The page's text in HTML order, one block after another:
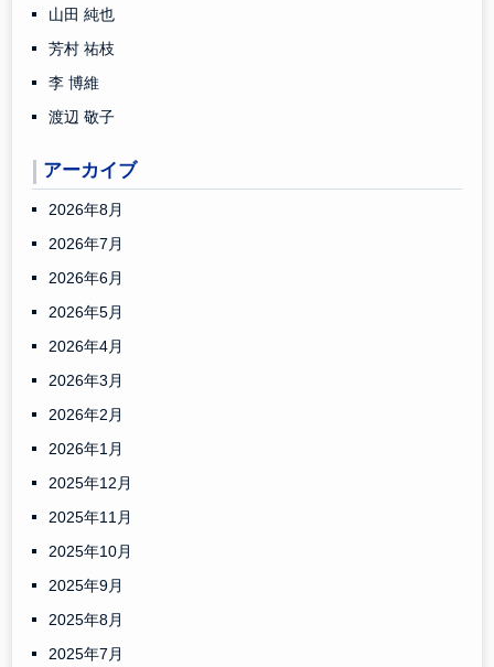
山田 純也
芳村 祐枝
李 博維
渡辺 敬子
アーカイブ
2026年8月
2026年7月
2026年6月
2026年5月
2026年4月
2026年3月
2026年2月
2026年1月
2025年12月
2025年11月
2025年10月
2025年9月
2025年8月
2025年7月